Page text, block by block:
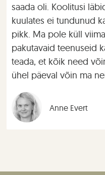
saada oli. Koolitusi
kuulates ei tundunud
pikk. Ma pole küll
pakutavaid teenuseid
teada, et kõik need
ühel päeval võin ma
Anne Evert